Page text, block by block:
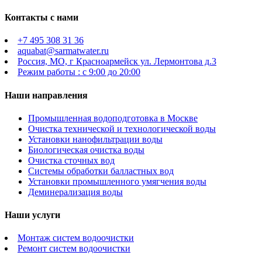
Контакты с нами
+7 495 308 31 36
aquabat@sarmatwater.ru
Россия, МО, г Красноармейск ул. Лермонтова д.3
Режим работы : с 9:00 до 20:00
Наши направления
Промышленная водоподготовка в Москве
Очистка технической и технологической воды
Установки нанофильтрации воды
Биологическая очистка воды
Очистка сточных вод
Системы обработки балластных вод
Установки промышленного умягчения воды
Деминерализация воды
Наши услуги
Монтаж систем водоочистки
Ремонт систем водоочистки